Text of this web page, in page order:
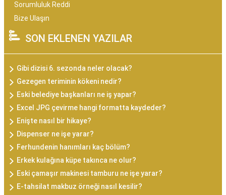
Sorumluluk Reddi
Bize Ulaşın
SON EKLENEN YAZILAR
Gibi dizisi 6. sezonda neler olacak?
Gezegen teriminin kökeni nedir?
Eski belediye başkanları ne iş yapar?
Excel JPG çevirme hangi formatta kaydeder?
Enişte nasıl bir hikaye?
Dispenser ne işe yarar?
Ferhundenin hanımları kaç bölüm?
Erkek kulağına küpe takınca ne olur?
Eski çamaşır makinesi tamburu ne işe yarar?
E-tahsilat makbuz örneği nasıl kesilir?